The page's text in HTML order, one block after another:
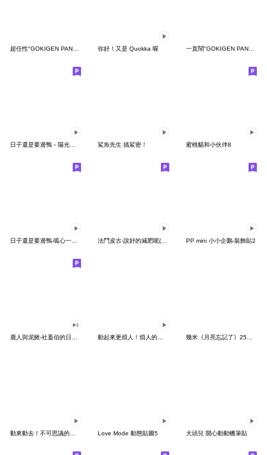
你好！又是 Quokka 喔 一直鬧"GOKIGEN PANDA" 台灣版
鯊魚先生 搞鯊密！ 蜜桃貓和小伙伴8
日子還是要過鴨-呱心一下鴨 法鬥皮古-說好的減肥呢(第15彈) PP mini 小小企鵝-裝飾貼2
幾米《月亮忘記了》25周年 x 晴天P莉
Love Mode 動態貼圖5 大頭兒 開心動動蠟筆貼